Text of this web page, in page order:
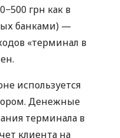
грн как в
банками) —
«терминал в
используется
Денежные
терминала в
клиента на